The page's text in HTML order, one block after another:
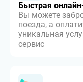
Быстрая
Вы можете
поезда, а
уникальная
сервис